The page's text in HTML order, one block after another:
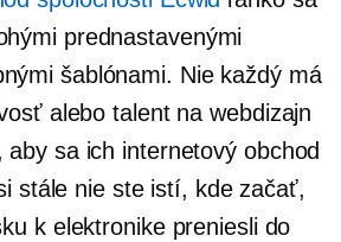
prednastavenými
šablónami. Nie každý má
alebo talent na webdizajn
sa ich internetový obchod
stále nie ste istí, kde začať,
k elektronike preniesli do